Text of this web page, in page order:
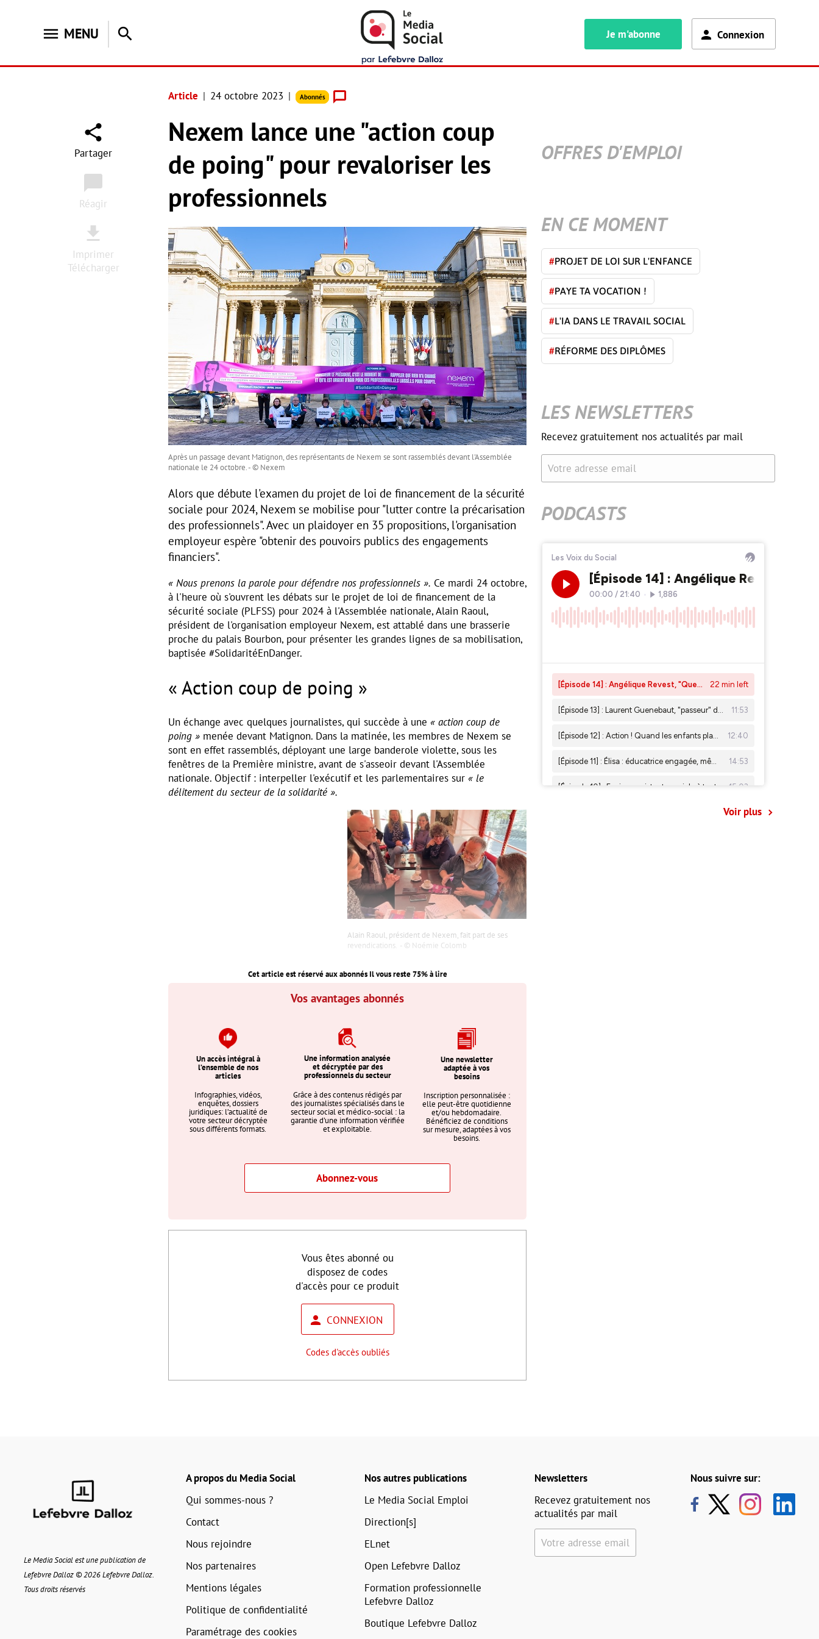
menu MENU search Je m'abonne Connexion
Article 24 octobre 2023 Abonnés
Partager
Réagir
Imprimer
Télécharger
Nexem lance une "action coup
de poing" pour revaloriser les
professionnels
Après un passage devant Matignon, des représentants de Nexem se sont rassemblés devant l'Assemblée
nationale le 24 octobre. - © Nexem
Alors que débute l'examen du projet de loi de financement de la sécurité
sociale pour 2024, Nexem se mobilise pour "lutter contre la précarisation
des professionnels". Avec un plaidoyer en 35 propositions, l'organisation
employeur espère "obtenir des pouvoirs publics des engagements
financiers".
« Nous prenons la parole pour défendre nos professionnels ». Ce mardi 24 octobre,
à l'heure où s'ouvrent les débats sur le projet de loi de financement de la
sécurité sociale (PLFSS) pour 2024 à l'Assemblée nationale, Alain Raoul,
président de l'organisation employeur Nexem, est attablé dans une brasserie
proche du palais Bourbon, pour présenter les grandes lignes de sa mobilisation,
baptisée #SolidaritéEnDanger.
« Action coup de poing »
Un échange avec quelques journalistes, qui succède à une « action coup de
poing » menée devant Matignon. Dans la matinée, les membres de Nexem se
sont en effet rassemblés, déployant une large banderole violette, sous les
fenêtres de la Première ministre, avant de s'asseoir devant l'Assemblée
nationale. Objectif : interpeller l'exécutif et les parlementaires sur « le
délitement du secteur de la solidarité ».
Alain Raoul, président de Nexem, fait part de ses
revendications.
Noémie Colomb
Cet article est réservé aux abonnés Il vous reste75% à lire
Vos avantages abonnés
Un accès intégral à
l’ensemble de nos
articles
Infographies, vidéos,
enquêtes, dossiers
juridiques: l’actualité de
votre secteur décryptée
sous différents formats.
Une information analysée
et décryptée par des
professionnels du secteur
Grâce à des contenus rédigés par
des journalistes spécialisés dans le
secteur social et médico-social : la
garantie d’une information vérifiée
et exploitable.
Une newsletter
adaptée à vos
besoins
Inscription personnalisée :
elle peut-être quotidienne
et/ou hebdomadaire.
Bénéficiez de conditions
sur mesure, adaptées à vos
besoins.
Abonnez-vous
Vous êtes abonné ou
disposez de codes
d'accès pour ce produit
CONNEXION
Codes d'accès oubliés
OFFRES D'EMPLOI
EN CE MOMENT
#PROJET DE LOI SUR L'ENFANCE
#PAYE TA VOCATION !
#L'IA DANS LE TRAVAIL SOCIAL
#RÉFORME DES DIPLÔMES
LES NEWSLETTERS
Recevez gratuitement nos actualités par mail
Votre adresse email
PODCASTS
Voir plus
Le Media Social est une publication de
Lefebvre Dalloz © 2026 Lefebvre Dalloz.
Tous droits réservés
A propos du Media Social
Qui sommes-nous ?
Contact
Nous rejoindre
Nos partenaires
Mentions légales
Politique de confidentialité
Paramétrage des cookies
Nos autres publications
Le Media Social Emploi
Direction[s]
ELnet
Open Lefebvre Dalloz
Formation professionnelle
Lefebvre Dalloz
Boutique Lefebvre Dalloz
Newsletters
Recevez gratuitement nos
actualités par mail
Votre adresse email
Nous suivre sur: